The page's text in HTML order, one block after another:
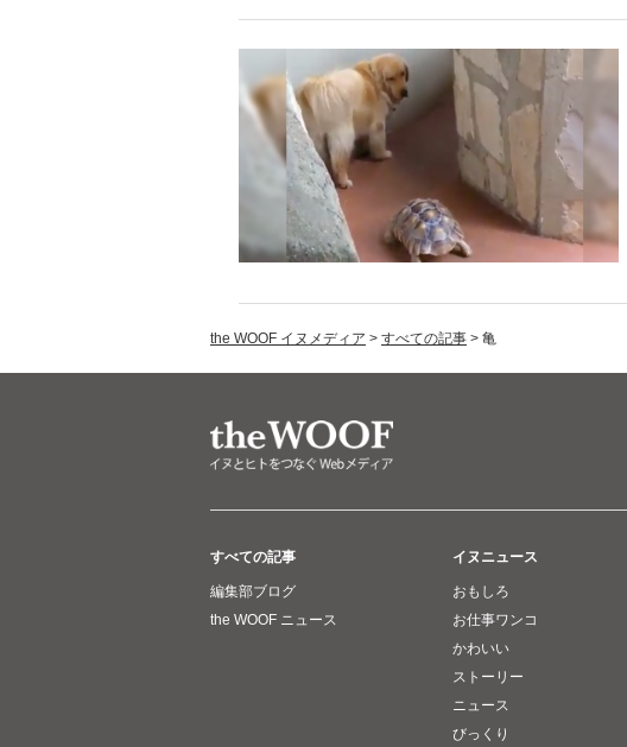
the WOOF イヌメディア > すべての記事 > 亀
すべての記事
編集部ブログ
the WOOF ニュース
イヌニュース
おもしろ
お仕事ワンコ
かわいい
ストーリー
ニュース
びっくり